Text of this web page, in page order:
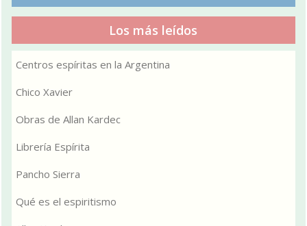
Los más leídos
Centros espíritas en la Argentina
Chico Xavier
Obras de Allan Kardec
Librería Espírita
Pancho Sierra
Qué es el espiritismo